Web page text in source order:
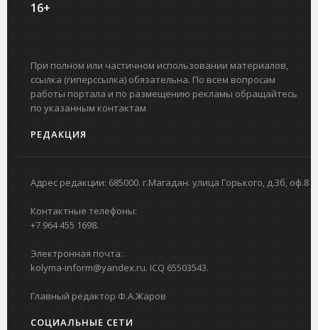
16+
При полном или частичном использовании материалов,
ссылка (гиперссылка) обязательна. По всем вопросам
работы портала и по размещению рекламы обращайтесь
по указанным контактам
РЕДАКЦИЯ
Адрес редакции: 685000. г.Магадан. улица Горького, д.3б, оф.8
Контактные телефоны:
+7 964 455 1698.
Электронная почта:
kolyma-inform@yandex.ru. ICQ 65503543.
Главный редактор Ф.А.Жаров
СОЦИАЛЬНЫЕ СЕТИ